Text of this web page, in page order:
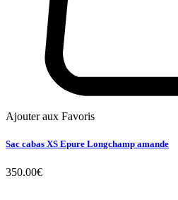
Ajouter aux Favoris
Sac cabas XS Epure Longchamp amande
350.00€